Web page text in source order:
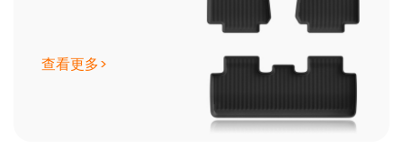
查看更多>